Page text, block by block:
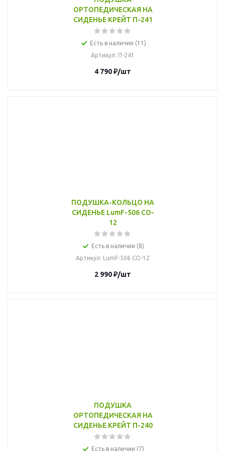
ОРТОПЕДИЧЕСКАЯ НА
СИДЕНЬЕ КРЕЙТ П-241
Есть в наличии (11)
Артикул: П-241
4 790₽/шт
ПОДУШКА-КОЛЬЦО НА
СИДЕНЬЕ LumF-506 CO-
12
Есть в наличии (8)
Артикул: LumF-506 CO-12
2 990₽/шт
ПОДУШКА
ОРТОПЕДИЧЕСКАЯ НА
СИДЕНЬЕ КРЕЙТ П-240
Есть в наличии (7)